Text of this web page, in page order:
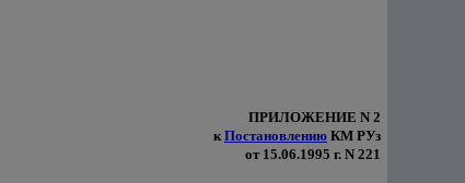
ПРИЛОЖЕНИЕ N 2
кПостановлению КМ РУз
от 15.06.1995 г. N 221